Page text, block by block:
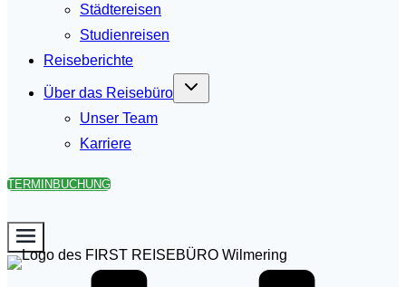
Städtereisen
Studienreisen
Reiseberichte
Über das Reisebüro
Unser Team
Karriere
TERMINBUCHUNG